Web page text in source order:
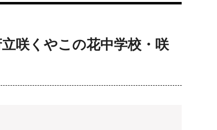
咲くやこの花中学校・咲